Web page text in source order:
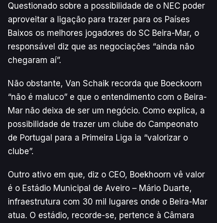
Questionado sobre a possibilidade de o NEC poder
aproveitar a ligação para trazer para os Países
Baixos os melhores jogadores do SC Beira-Mar, o
responsável diz que as negociações “ainda não
chegaram aí”.
Não obstante, Van Schaik recorda que Boeckoorn
“não é maluco” e que o entendimento com o Beira-
Mar não deixa de ser um negócio. Como explica, a
possibilidade de trazer um clube do Campeonato
de Portugal para a Primeira Liga ia “valorizar o
clube”.
Outro ativo em que, diz o CEO, Boekhoorn vê valor
é o Estádio Municipal de Aveiro – Mário Duarte,
infraestrutura com 30 mil lugares onde o Beira-Mar
atua. O estádio, recorde-se, pertence à Câmara